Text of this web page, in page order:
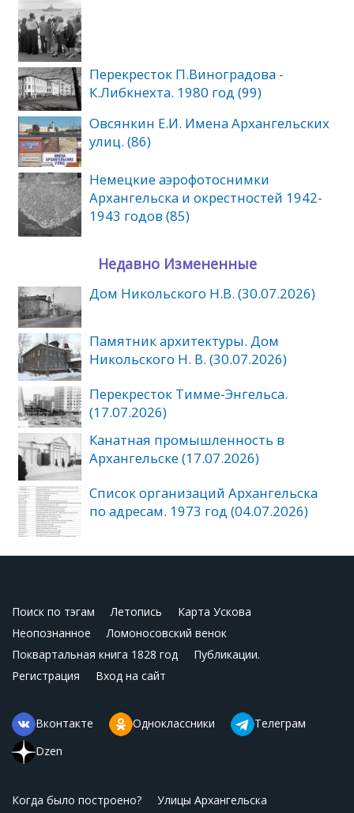
Перекресток П.Виноградова -
К.Либкнехта. 1980 год (99)
Овсянкин Е.И. Имена Архангельских
улиц. (86)
Немецкие аэрофотоснимки
Архангельска и окрестностей 1942-
1943 годов (85)
Недавно Измененные
Дом Никольского Н.В. (30.07.2026)
Памятник архитектуры. Дом
Никольского Н. В. (30.07.2026)
Перекресток Тимме-Энгельса.
(17.07.2026)
Канатная промышленность в
Архангельске (17.07.2026)
Список организаций Архангельска
по адресам. 1973 год (04.07.2026)
Поиск по тэгам Летопись
Карта Ускова
Неопознанное
Ломоносовский венок
Поквартальная книга 1828 год
Публикации.
Регистрация
Вход на сайт
Вконтакте Одноклассники
Телеграм
Dzen
Когда было построено? Улицы Архангельска